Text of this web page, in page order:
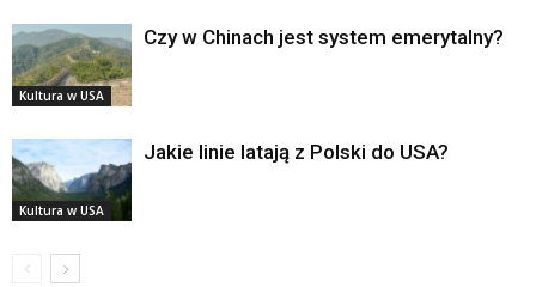
Kultura w USA
Czy w Chinach jest system emerytalny?
Kultura w USA
Jakie linie latają z Polski do USA?